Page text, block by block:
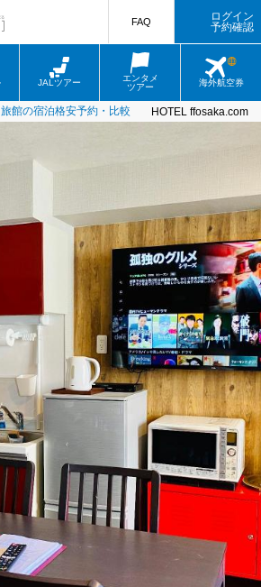
JALツアー
エンタメ
ツアー
海外航空券
FAQ
ログイン
予約確認
館の宿泊格安予約・比較 HOTEL ffosaka.com